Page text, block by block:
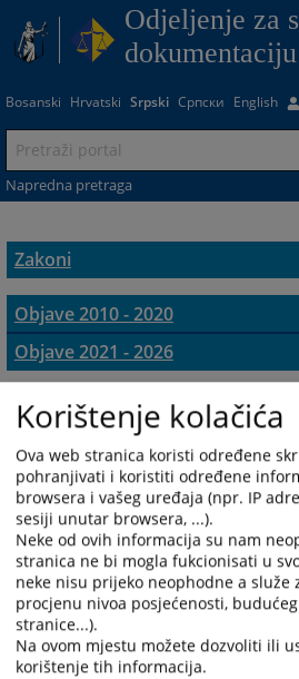
Odjeljenje za
Bosanski Hrvatski Srpski Српски English
Napredna pretraga
Zakoni
Objave 2010 - 2020
Zakoni BiH - 2010/20
Objave 2021 - 2026
Zakoni BiH - 2021/26
Korištenje kolačića
Ova web stranica koristi određene
pohranjivati i koristiti određene
browsera i vašeg uređaja (npr. IP
sesiji unutar browsera, ...).
Neke od ovih informacija su nam
stranica ne bi mogla fukcionisati u
neke nisu prijeko neophodne a služe
procjenu nivoa posjećenosti,
stranice...).
Na ovom mjestu možete dozvoliti ili
korištenje tih informacija.